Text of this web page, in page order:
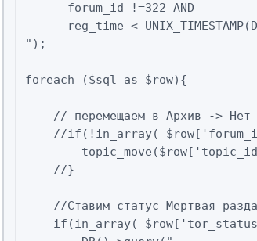
      forum_id !=322 AND
reg_time <
");
foreach ($sql as $row){
// перемещаем в Архив -> Нет
//if(!in_array(
    //}
//Ставим статус Мертвая
if(in_array(